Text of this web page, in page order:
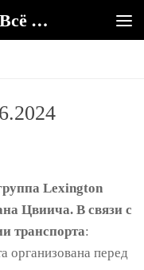
СЕРБСКИЕ ХРОНИКИ: Всё о Сербии
Lexington
Цвиича. В связи с
транспорта:
организована перед